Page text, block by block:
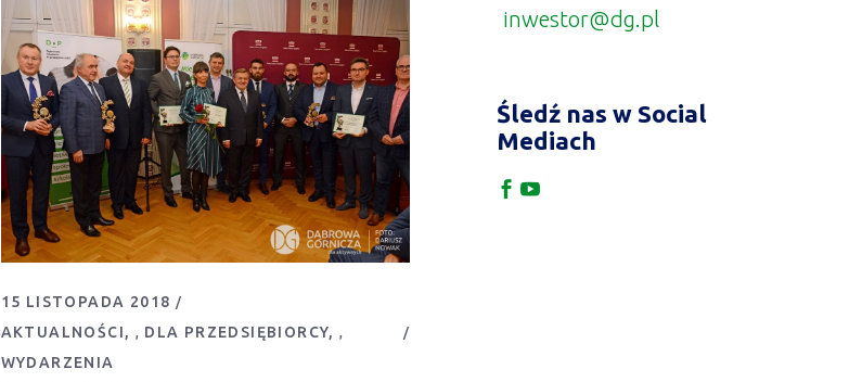
15 LISTOPADA 2018
AKTUALNOŚCI
, DLA PRZEDSIĘBIORCY ,
WYDARZENIA
inwestor@dg.pl
Śledź nas w Social
Mediach